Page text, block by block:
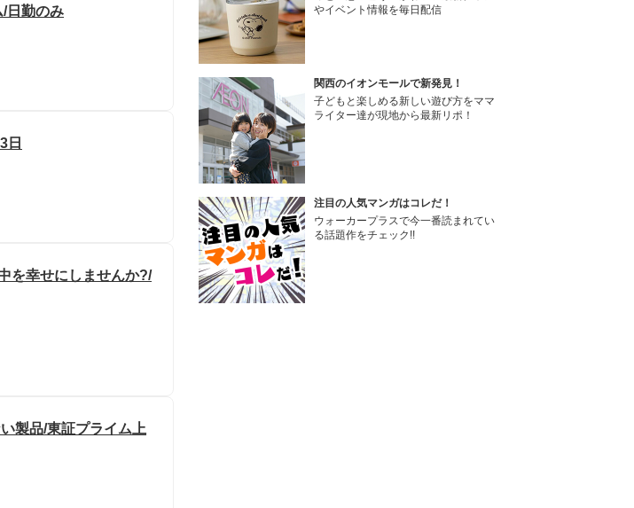
日勤のみ
日
を幸せにしませんか?/
製品/東証プライム上
やイベント情報を毎日配信
関西のイオンモールで新発見！
子どもと楽しめる新しい遊び方をママ
ライター達が現地から最新リポ！
注目の人気マンガはコレだ！
ウォーカープラスで今一番読まれてい
る話題作をチェック!!